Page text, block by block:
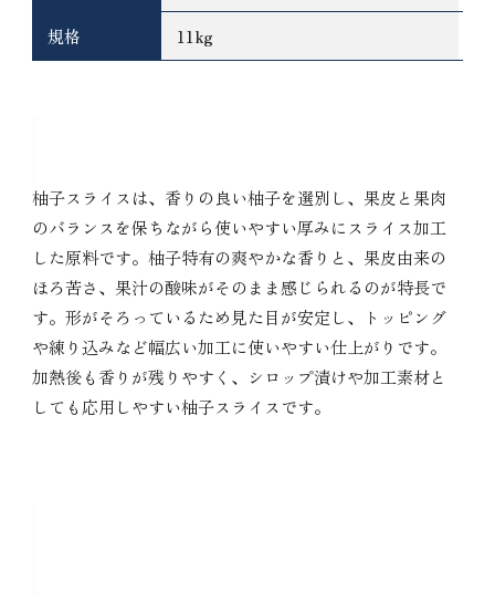
規格 11kg
柚子スライスは、香りの良い柚子を選別し、果皮と果肉
のバランスを保ちながら使いやすい厚みにスライス加工
した原料です。柚子特有の爽やかな香りと、果皮由来の
ほろ苦さ、果汁の酸味がそのまま感じられるのが特長で
す。形がそろっているため見た目が安定し、トッピング
や練り込みなど幅広い加工に使いやすい仕上がりです。
加熱後も香りが残りやすく、シロップ漬けや加工素材と
しても応用しやすい柚子スライスです。